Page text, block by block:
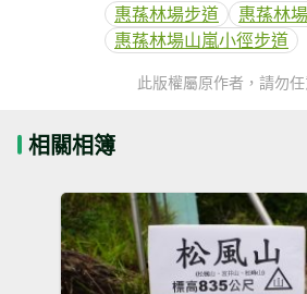
惠蓀林場步道
惠蓀林
惠蓀林場山嵐小徑步道
此版權屬原作者，請勿
相關相簿